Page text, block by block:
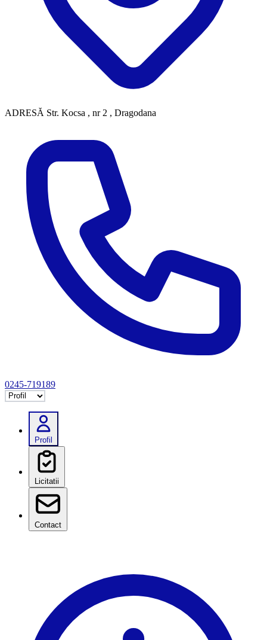
ADRESĂ Str. Kocsa , nr 2 , Dragodana
0245-719189
Selectează tab
Profil
Licitatii
Contact